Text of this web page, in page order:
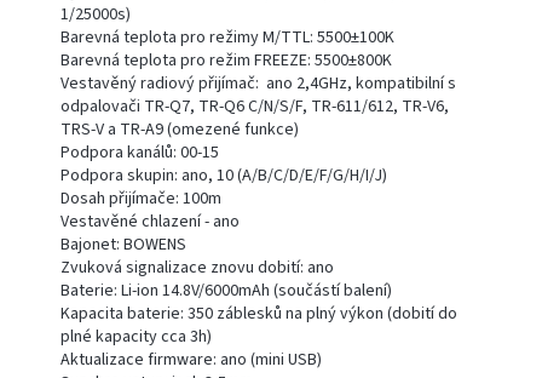
1/25000s)
Barevná teplota pro režimy M/TTL: 5500±100K
Barevná teplota pro režim FREEZE: 5500±800K
Vestavěný radiový přijímač: ano 2,4GHz, kompatibilní s
odpalovači TR-Q7, TR-Q6 C/N/S/F, TR-611/612, TR-V6,
TRS-V a TR-A9 (omezené funkce)
Podpora kanálů: 00-15
Podpora skupin: ano, 10 (A/B/C/D/E/F/G/H/I/J)
Dosah přijímače: 100m
Vestavěné chlazení - ano
Bajonet: BOWENS
Zvuková signalizace znovu dobití: ano
Baterie: Li-ion 14.8V/6000mAh (součástí balení)
Kapacita baterie: 350 záblesků na plný výkon (dobití do
plné kapacity cca 3h)
Aktualizace firmware: ano (mini USB)